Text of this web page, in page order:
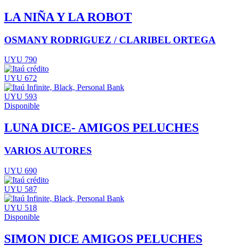
LA NIÑA Y LA ROBOT
OSMANY RODRIGUEZ / CLARIBEL ORTEGA
UYU 790
UYU 672
UYU 593
Disponible
LUNA DICE- AMIGOS PELUCHES
VARIOS AUTORES
UYU 690
UYU 587
UYU 518
Disponible
SIMON DICE AMIGOS PELUCHES